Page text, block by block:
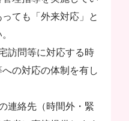
ても「外来対応」と
訪問等に対応する時
の対応の体制を有し
連絡先（時間外・緊